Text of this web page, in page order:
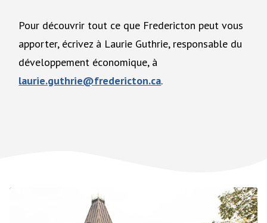
Pour découvrir tout ce que Fredericton peut vous
apporter, écrivez à Laurie Guthrie, responsable du
développement économique, à
laurie.guthrie@fredericton.ca.